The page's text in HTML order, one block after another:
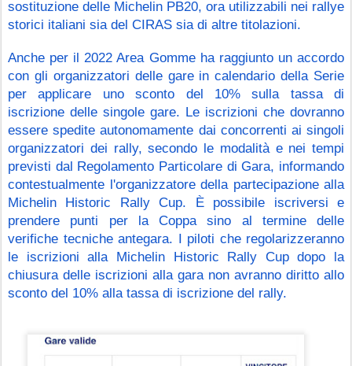
sostituzione delle Michelin PB20, ora utilizzabili nei rallye
storici italiani sia del CIRAS sia di altre titolazioni.
Anche per il 2022 Area Gomme ha raggiunto un accordo
con gli organizzatori delle gare in calendario della Serie
per applicare uno sconto del 10% sulla tassa di
iscrizione delle singole gare. Le iscrizioni che dovranno
essere spedite autonomamente dai concorrenti ai singoli
organizzatori dei rally, secondo le modalità e nei tempi
previsti dal Regolamento Particolare di Gara, informando
contestualmente l'organizzatore della partecipazione alla
Michelin Historic Rally Cup. È possibile iscriversi e
prendere punti per la Coppa sino al termine delle
verifiche tecniche antegara. I piloti che regolarizzeranno
le iscrizioni alla Michelin Historic Rally Cup dopo la
chiusura delle iscrizioni alla gara non avranno diritto allo
sconto del 10% alla tassa di iscrizione del rally.